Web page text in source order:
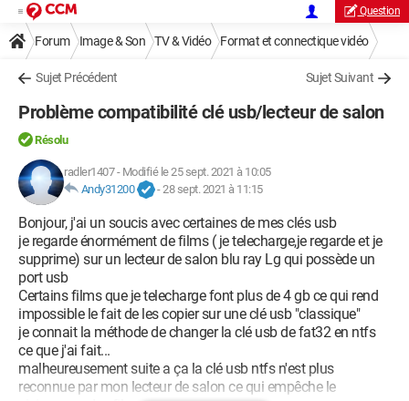
Question
Forum Image & Son TV & Vidéo Format et connectique vidéo
Sujet Précédent Sujet Suivant
Problème compatibilité clé usb/lecteur de salon
Résolu
radler1407- Modifié le 25 sept. 2021 à 10:05
Andy31200
-28 sept. 2021 à 11:15
Bonjour, j'ai un soucis avec certaines de mes clés usb
je regarde énormément de films ( je telecharge,je regarde et je
supprime) sur un lecteur de salon blu ray Lg qui possède un
port usb
Certains films que je telecharge font plus de 4 gb ce qui rend
impossible le fait de les copier sur une clé usb "classique"
je connait la méthode de changer la clé usb de fat32 en ntfs
ce que j'ai fait...
malheureusement suite a ça la clé usb ntfs n'est plus
reconnue par mon lecteur de salon ce qui empêche le